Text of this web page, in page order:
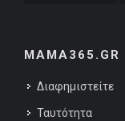
MAMA365.GR
Διαφημιστείτε
Ταυτότητα